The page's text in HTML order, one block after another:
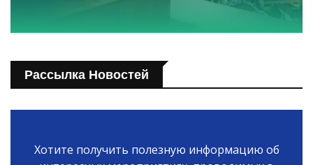
Рассылка Новостей
Хотите получить полезную информацию об